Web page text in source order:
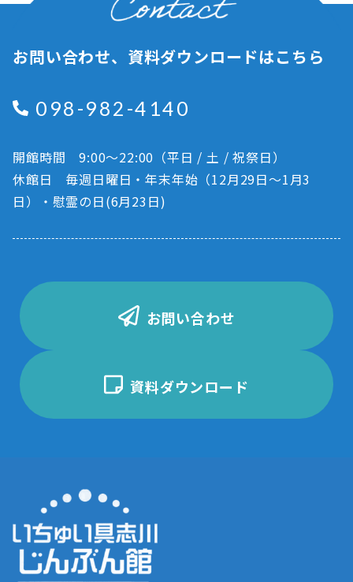
お問い合わせ、資料ダウンロードはこちら
098-982-4140
開館時間 9:00～22:00（平日 / 土 / 祝祭日）
休館日 毎週日曜日・年末年始（12月29日～1月3
日）・慰霊の日(6月23日)
お問い合わせ
資料ダウンロード